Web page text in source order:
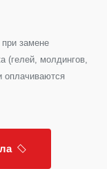
замене
(гелей, молдингов,
оплачиваются